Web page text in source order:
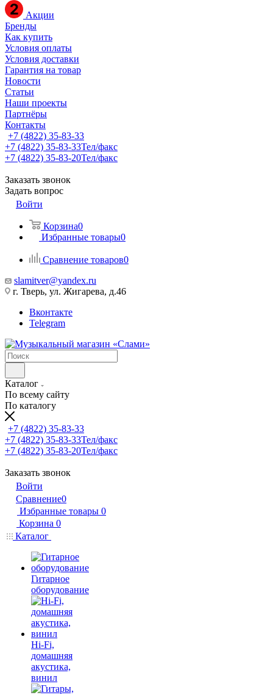
Акции
Бренды
Как купить
Условия оплаты
Условия доставки
Гарантия на товар
Новости
Статьи
Наши проекты
Партнёры
Контакты
+7 (4822) 35-83-33
+7 (4822) 35-83-33Тел/факс
+7 (4822) 35-83-20Тел/факс
Заказать звонок
Задать вопрос
Войти
Корзина0
Избранные товары0
Сравнение товаров0
slamitver@yandex.ru
г. Тверь, ул. Жигарева, д.46
Вконтакте
Telegram
Каталог
По всему сайту
По каталогу
+7 (4822) 35-83-33
+7 (4822) 35-83-33Тел/факс
+7 (4822) 35-83-20Тел/факс
Заказать звонок
Войти
Сравнение0
Избранные товары 0
Корзина 0
Каталог
Гитарное
оборудование
Hi-Fi,
домашняя
акустика,
винил